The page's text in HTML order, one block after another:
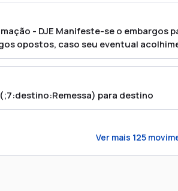
- DJE Manifeste-se o embargos
opostos, caso seu eventual
do artigo 1023, §2º do CPC.
para destino
Ver mais 125